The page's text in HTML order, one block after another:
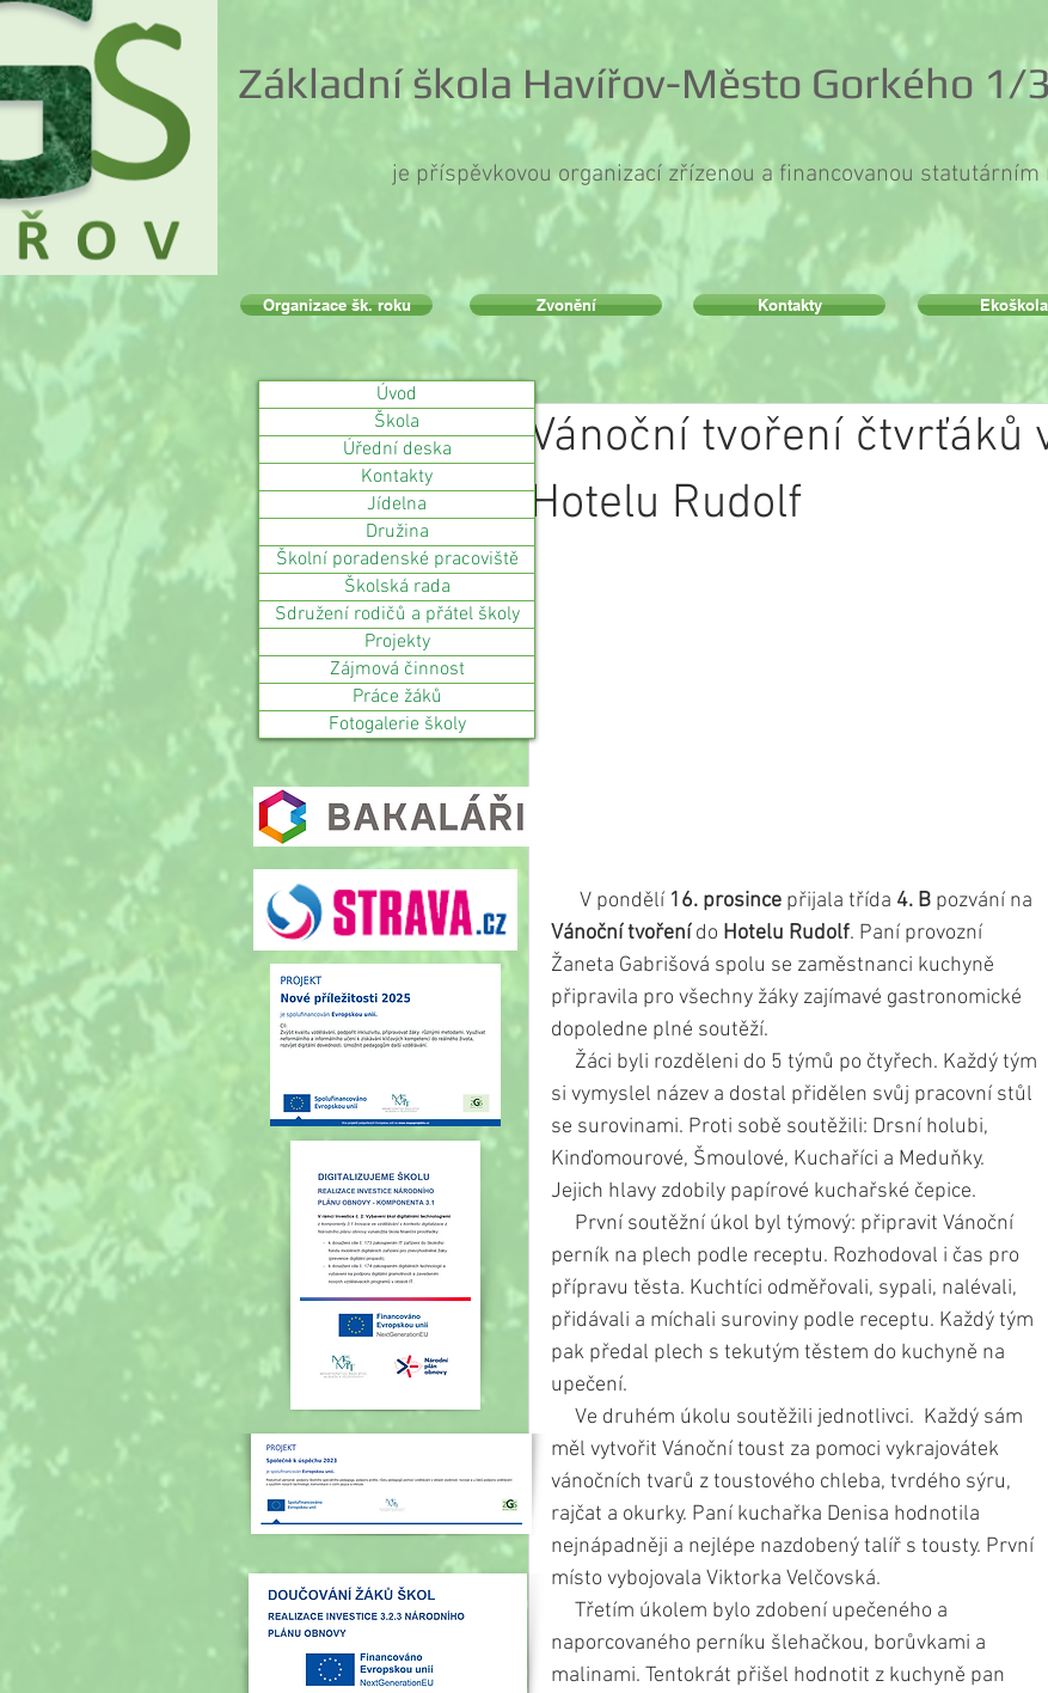
Základní škola Havířov-Město Gorkého 1/
je příspěvkovou organizací zřízenou a financovanou statutárním
Vánoční tvoření čtvrťáků
Hotelu Rudolf
      V pondělí
16. prosince přijala třída 4. B pozvání na
Vánoční tvoření do Hotelu Rudolf. Paní provozní
Žaneta Gabrišová spolu se zaměstnanci kuchyně
připravila pro všechny žáky zajímavé gastronomické
dopoledne plné soutěží.
si vymyslel název a dostal přidělen svůj pracovní stůl
se surovinami. Proti sobě soutěžili: Drsní holubi,
Kinďomourové, Šmoulové, Kuchaříci a Meduňky.
Jejich hlavy zdobily papírové kuchařské čepice.
perník na plech podle receptu. Rozhodoval i čas pro
přípravu těsta. Kuchtíci odměřovali, sypali, nalévali,
přidávali a míchali suroviny podle receptu. Každý tým
pak předal plech s tekutým těstem do kuchyně na
upečení.
měl vytvořit Vánoční toust za pomoci vykrajovátek
vánočních tvarů z toustového chleba, tvrdého sýru,
rajčat a okurky. Paní kuchařka Denisa hodnotila
nejnápadněji a nejlépe nazdobený talíř s tousty. První
místo vybojovala Viktorka Velčovská.
naporcovaného perníku šlehačkou, borůvkami a
malinami. Tentokrát přišel hodnotit z kuchyně pan
Organizace šk. roku Zvonění Kontakty Ekoškola
Úvod
Škola
Úřední deska
Kontakty
Jídelna
Družina
Školní poradenské pracoviště
Školská rada
Sdružení rodičů a přátel školy
Projekty
Zájmová činnost
Práce žáků
Fotogalerie školy